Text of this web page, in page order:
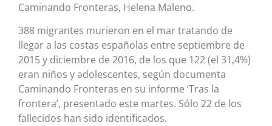
Caminando Fronteras, Helena Maleno.
388 migrantes murieron en el mar tratando de
llegar a las costas españolas entre septiembre de
2015 y diciembre de 2016, de los que 122 (el 31,4%)
eran niños y adolescentes, según documenta
Caminando Fronteras en su informe ‘Tras la
frontera’, presentado este martes. Sólo 22 de los
fallecidos han sido identificados.